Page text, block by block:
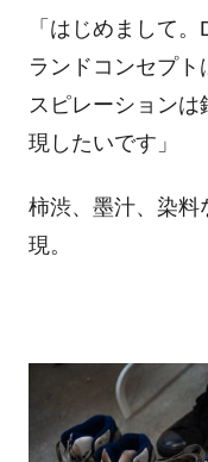
「はじめまして
ランドコンセプ
スピレーションは
現したいです」
柿渋、墨汁、染料
現。